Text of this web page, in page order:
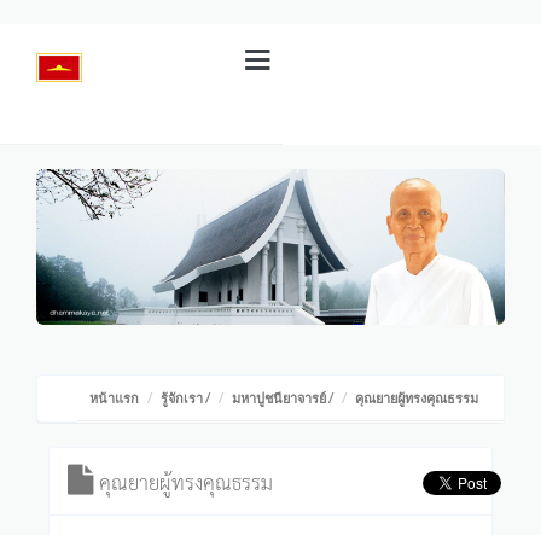
หน้าแรก รู้จักเรา/ มหาปูชนียาจารย์/ คุณยายผู้ทรงคุณธรรม
คุณยายผู้ทรงคุณธรรม